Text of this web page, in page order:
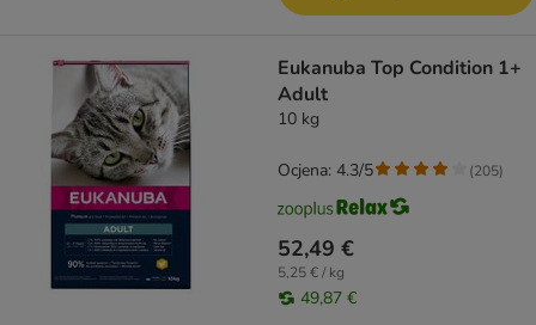
Eukanuba Top Condition 1+
Adult
10 kg
52,49 €
5,25 € / kg
49,87 €
Ocjena: 4.3/5 (205)